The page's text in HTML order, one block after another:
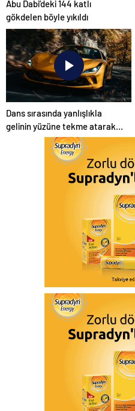
Abu Dabi’deki 144 katlı
gökdelen böyle yıkıldı
Dans sırasında yanlışlıkla
gelinin yüzüne tekme atarak
düğünü mahvetti